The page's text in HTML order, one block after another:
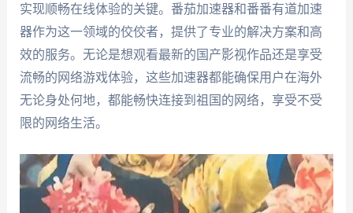
实现顺畅在线体验的关键。番茄加速器和番番有道加速
器作为这一领域的佼佼者，提供了专业的解决方案和高
效的服务。无论是想观看最新的国产影视作品还是享受
流畅的网络游戏体验，这些加速器都能确保用户在海外
无论身处何地，都能畅快连接到祖国的网络，享受不受
限的网络生活。